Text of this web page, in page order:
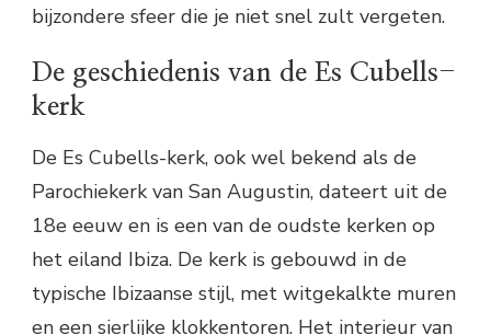
bijzondere sfeer die je niet snel zult vergeten.
De geschiedenis van de Es Cubells-
kerk
De Es Cubells-kerk, ook wel bekend als de
Parochiekerk van San Augustin, dateert uit de
18e eeuw en is een van de oudste kerken op
het eiland Ibiza. De kerk is gebouwd in de
typische Ibizaanse stijl, met witgekalkte muren
en een sierlijke klokkentoren. Het interieur van